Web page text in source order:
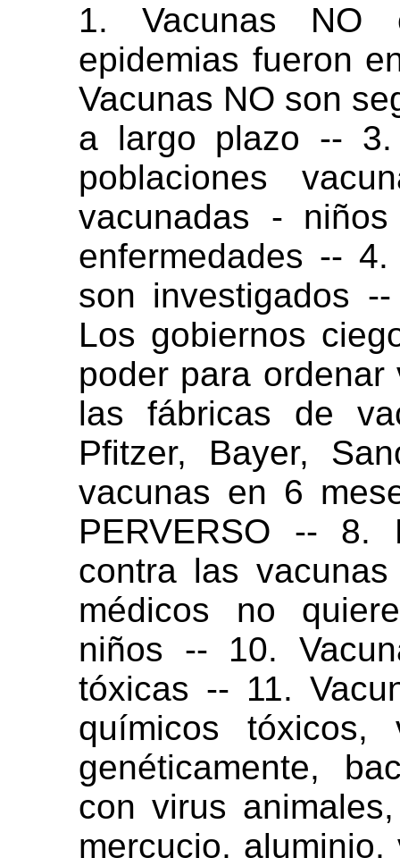
1. Vacunas NO
epidemias fueron
Vacunas NO son
a largo plazo -- 3.
poblaciones
vacunadas -
enfermedades --
son investigados
Los gobiernos
poder para
las fábricas de
Pfitzer, Bayer,
vacunas en 6
PERVERSO -- 8.
contra las
médicos no
niños -- 10.
tóxicas -- 11.
químicos tóxicos,
genéticamente,
con virus
mercucio,